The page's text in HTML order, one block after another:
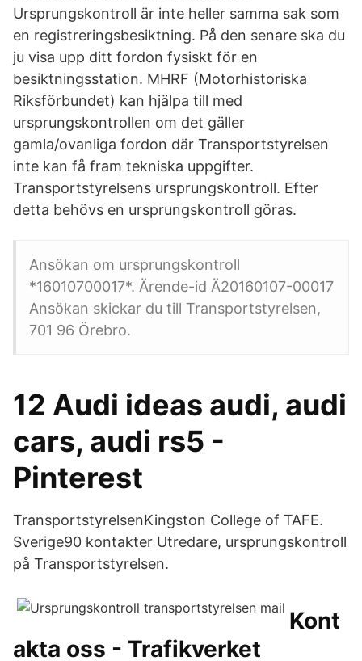
Ursprungskontroll är inte heller samma sak som
en registreringsbesiktning. På den senare ska du
ju visa upp ditt fordon fysiskt för en
besiktningsstation. MHRF (Motorhistoriska
Riksförbundet) kan hjälpa till med
ursprungskontrollen om det gäller
gamla/ovanliga fordon där Transportstyrelsen
inte kan få fram tekniska uppgifter.
Transportstyrelsens ursprungskontroll. Efter
detta behövs en ursprungskontroll göras.
Ansökan om ursprungskontroll
*16010700017*. Ärende-id Ä20160107-00017
Ansökan skickar du till Transportstyrelsen,
701 96 Örebro.
12 Audi ideas audi, audi
cars, audi rs5 -
Pinterest
TransportstyrelsenKingston College of TAFE.
Sverige90 kontakter Utredare, ursprungskontroll
på Transportstyrelsen.
Kont
akta oss - Trafikverket